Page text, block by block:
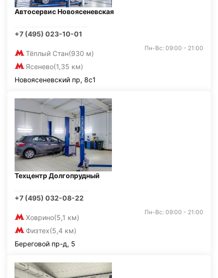
Автосервис Новоясеневская
+7 (495) 023-10-01
Тёплый Стан(930 м)
Ясенево(1,35 км)
Пн-Вс: 09:00 - 21:00
Новоясеневский пр, 8с1
Техцентр Долгопрудный
+7 (495) 032-08-22
Ховрино(5,1 км)
Физтех(5,4 км)
Пн-Вс: 09:00 - 21:00
Береговой пр-д, 5